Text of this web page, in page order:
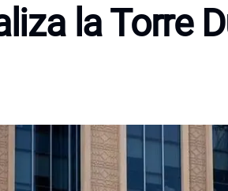
la Torre